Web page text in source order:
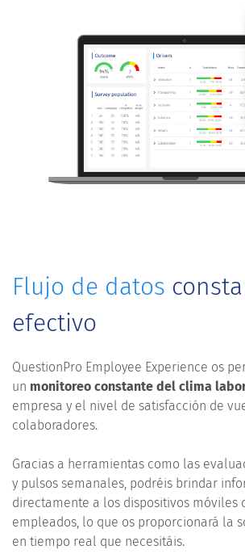
Flujo de datos
efectivo
QuestionPro Employee Experience os
un monitoreo constante del clima
empresa y el nivel de satisfacción de
colaboradores.
Gracias a herramientas como las
y pulsos semanales, podréis brindar
directamente a los dispositivos móviles
empleados, lo que os proporcionará la
en tiempo real que necesitáis.